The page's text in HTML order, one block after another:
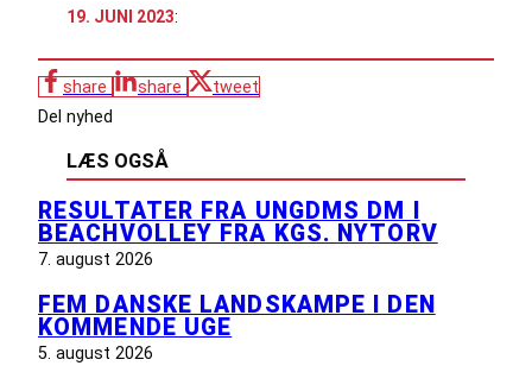
19. JUNI 2023:
share share
tweet
Del nyhed
LÆS OGSÅ
RESULTATER FRA UNGDMS DM I
BEACHVOLLEY FRA KGS. NYTORV
7. august 2026
FEM DANSKE LANDSKAMPE I DEN
KOMMENDE UGE
5. august 2026